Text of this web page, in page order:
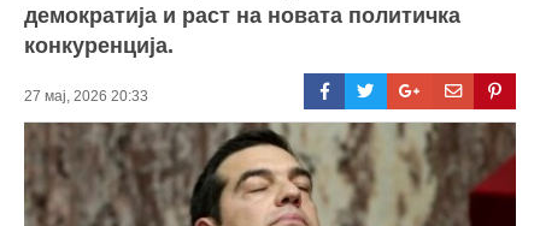
демократија и раст на новата политичка
конкуренција.
27 мај, 2026 20:33